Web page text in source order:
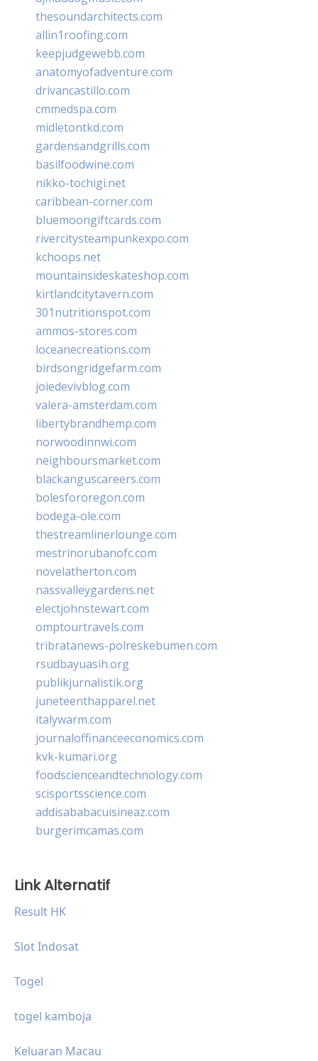
thesoundarchitects.com
allin1roofing.com
keepjudgewebb.com
anatomyofadventure.com
drivancastillo.com
cmmedspa.com
midletontkd.com
gardensandgrills.com
basilfoodwine.com
nikko-tochigi.net
caribbean-corner.com
bluemoongiftcards.com
rivercitysteampunkexpo.com
kchoops.net
mountainsideskateshop.com
kirtlandcitytavern.com
301nutritionspot.com
ammos-stores.com
loceanecreations.com
birdsongridgefarm.com
joiedevivblog.com
valera-amsterdam.com
libertybrandhemp.com
norwoodinnwi.com
neighboursmarket.com
blackanguscareers.com
bolesfororegon.com
bodega-ole.com
thestreamlinerlounge.com
mestrinorubanofc.com
novelatherton.com
nassvalleygardens.net
electjohnstewart.com
omptourtravels.com
tribratanews-polreskebumen.com
rsudbayuasih.org
publikjurnalistik.org
juneteenthapparel.net
italywarm.com
journaloffinanceeconomics.com
kvk-kumari.org
foodscienceandtechnology.com
scisportsscience.com
addisababacuisineaz.com
burgerimcamas.com
Link Alternatif
Result HK
Slot Indosat
Togel
togel kamboja
Keluaran Macau